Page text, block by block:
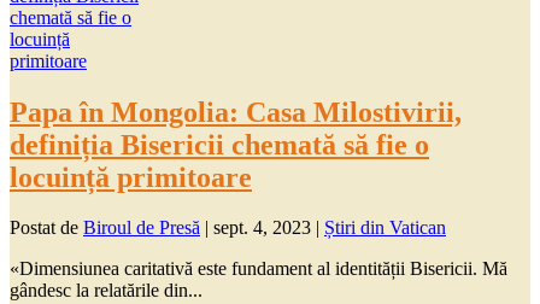
Papa în Mongolia: Casa Milostivirii,
definiția Bisericii chemată să fie o
locuință primitoare
Postat de Biroul de Presă | sept. 4, 2023 | Știri din Vatican
«Dimensiunea caritativă este fundament al identității Bisericii. Mă
gândesc la relatările din...